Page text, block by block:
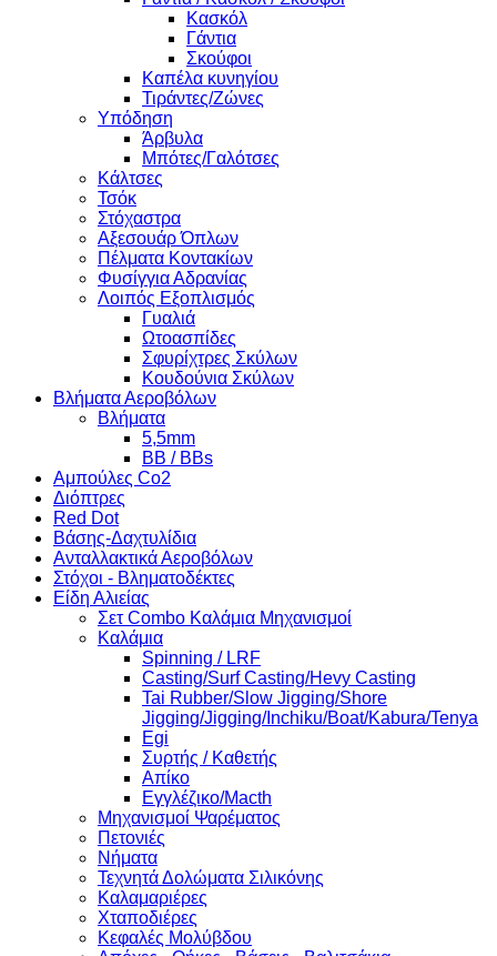
Κασκόλ
Γάντια
Σκούφοι
Καπέλα κυνηγίου
Τιράντες/Ζώνες
Υπόδηση
Άρβυλα
Μπότες/Γαλότσες
Κάλτσες
Τσόκ
Στόχαστρα
Αξεσουάρ Όπλων
Πέλματα Κοντακίων
Φυσίγγια Αδρανίας
Λοιπός Εξοπλισμός
Γυαλιά
Ωτοασπίδες
Σφυρίχτρες Σκύλων
Κουδούνια Σκύλων
Βλήματα Αεροβόλων
Βλήματα
5,5mm
BB / BBs
Αμπούλες Co2
Διόπτρες
Red Dot
Βάσης-Δαχτυλίδια
Ανταλλακτικά Αεροβόλων
Στόχοι - Βληματοδέκτες
Είδη Αλιείας
Σετ Combo Καλάμια Μηχανισμοί
Καλάμια
Spinning / LRF
Casting/Surf Casting/Hevy Casting
Tai Rubber/Slow Jigging/Shore
Jigging/Jigging/Inchiku/Boat/Kabura/Tenya
Egi
Συρτής / Καθετής
Απίκο
Εγγλέζικο/Macth
Μηχανισμοί Ψαρέματος
Πετονιές
Νήματα
Τεχνητά Δολώματα Σιλικόνης
Καλαμαριέρες
Χταποδιέρες
Κεφαλές Μολύβδου